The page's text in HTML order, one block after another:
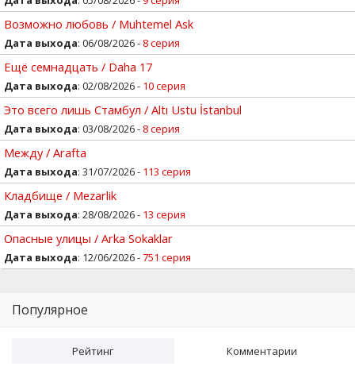
Возможно любовь / Muhtemel Ask
Дата выхода: 06/08/2026 - 8 серия
Ещё семнадцать / Daha 17
Дата выхода: 02/08/2026 - 10 серия
Это всего лишь Стамбул / Altı Ustu İstanbul
Дата выхода: 03/08/2026 - 8 серия
Между / Arafta
Дата выхода: 31/07/2026 - 113 серия
Кладбище / Mezarlik
Дата выхода: 28/08/2026 - 13 серия
Опасные улицы / Arka Sokaklar
Дата выхода: 12/06/2026 -751 серия
Популярное
Рейтинг Комментарии